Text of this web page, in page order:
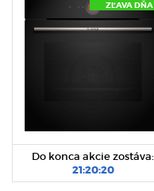
ZĽAVA DŇA
Do konca akcie zostáva:
21:20:20